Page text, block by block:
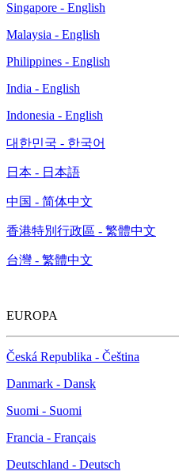
Singapore - English
Malaysia - English
Philippines - English
India - English
Indonesia - English
대한민국 - 한국어
日本 - 日本語
中国 - 简体中文
香港特別行政區 - 繁體中文
台灣 - 繁體中文
EUROPA
Česká Republika - Čeština
Danmark - Dansk
Suomi - Suomi
Francia - Français
Deutschland - Deutsch